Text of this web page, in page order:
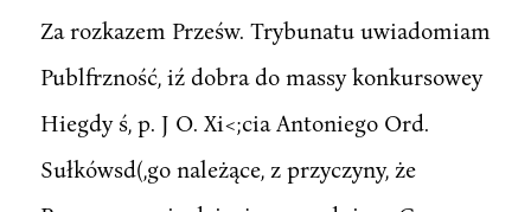
Za rozkazem Prześw. Trybunatu uwiadomiam
Publfrzność, iź dobra do massy konkursowey
Hiegdy ś, p. J O. Xi<;cia Antoniego Ord.
Sułkówsd(,go należące, z przyczyny, że